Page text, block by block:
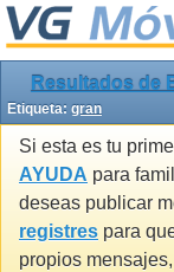
Resultados de
Etiqueta: gran
Si esta es tu
AYUDA para
deseas publicar
registres para
propios